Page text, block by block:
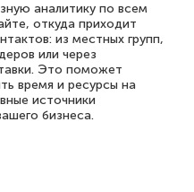
аналитику по всем
откуда приходит
из местных групп,
или через
Это поможет
время и ресурсы на
источники
бизнеса.